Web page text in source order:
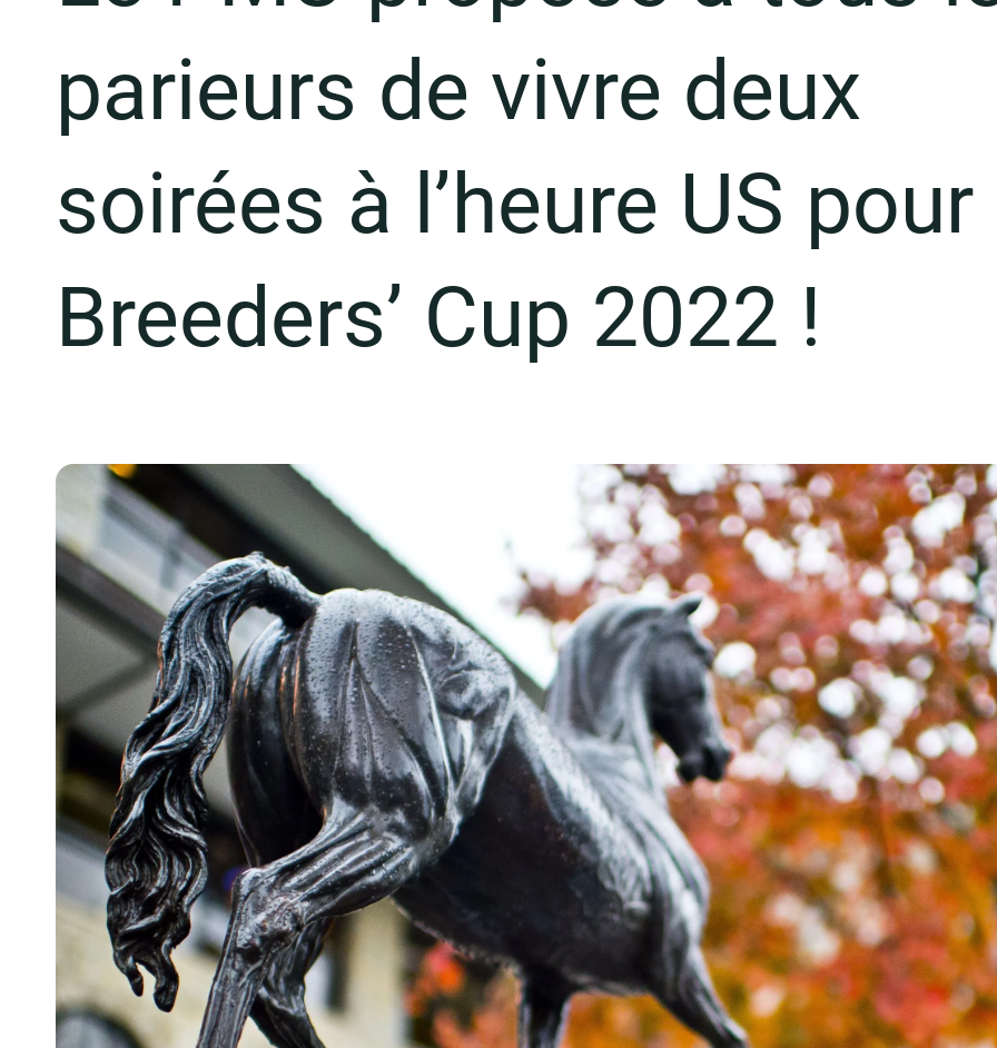
parieurs de vivre deux
soirées à l’heure US
Breeders’ Cup 2022 !